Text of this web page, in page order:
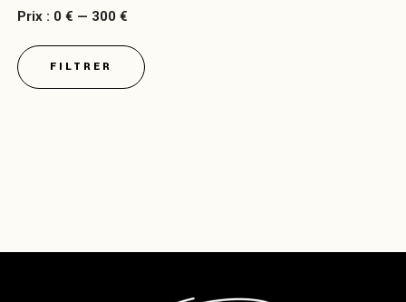
Prix
min
Prix
max
FILTRER
Prix : 0 € — 300 €